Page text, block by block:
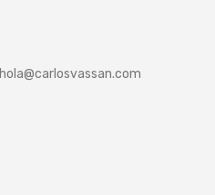
hola@carlosvassan.com